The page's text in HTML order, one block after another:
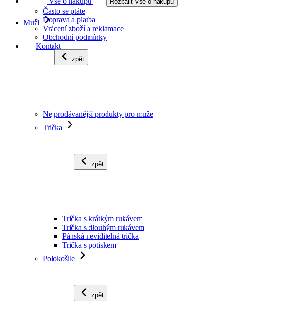
Rozbalit Vše o nákupu
Často se ptáte
Doprava a platba
Vrácení zboží a reklamace
Obchodní podmínky
Kontakt
Muži
zpět
Nejprodávanější produkty pro muže
Trička
zpět
Trička s krátkým rukávem
Trička s dlouhým rukávem
Pánská neviditelná trička
Trička s potiskem
Polokošile
zpět